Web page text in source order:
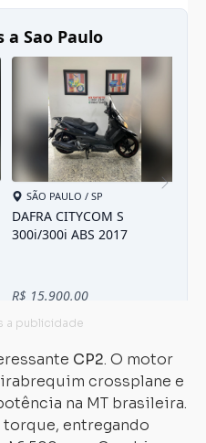
CP2. O motor
crossplane e
na MT brasileira.
torque, entregando